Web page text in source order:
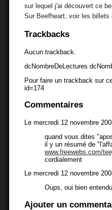
sur lequel j'ai découvert ce
Sur Beefheart, voir les billets
Trackbacks
Aucun trackback.
dcNombreDeLectures
Pour faire un trackback sur
id=174
Commentaires
Le mercredi 12 novembre
quand vous dites
il y un résumé de
www.freewebs.com/
cordialement
Le mercredi 12 novembre
Oups, oui bien
Ajouter un